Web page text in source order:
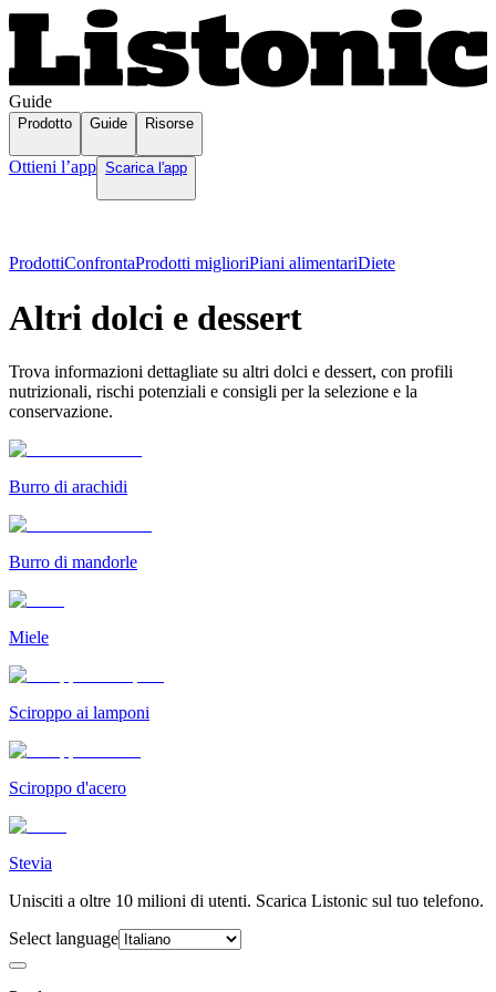
Guide
Prodotto Guide Risorse
Ottieni l’app Scarica l'app
ProdottiConfrontaProdotti miglioriPiani alimentariDiete
Altri dolci e dessert
Trova informazioni dettagliate su altri dolci e dessert, con profili
nutrizionali, rischi potenziali e consigli per la selezione e la
conservazione.
Burro di arachidi
Burro di mandorle
Miele
Sciroppo ai lamponi
Sciroppo d'acero
Stevia
Unisciti a oltre 10 milioni di utenti. Scarica Listonic sul tuo telefono.
Select language